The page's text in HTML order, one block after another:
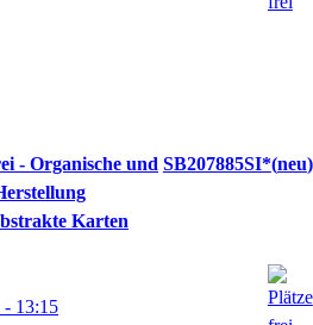
- Organische und
Karten
SB207885SI* neu
- 13:15